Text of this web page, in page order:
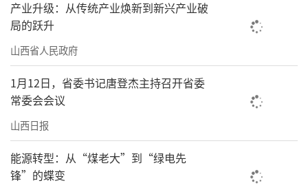
产业升级：从传统产业焕新到新兴产业破
局的跃升
山西省人民政府
1月12日，省委书记唐登杰主持召开省委
常委会会议
山西日报
能源转型：从“煤老大”到“绿电先
锋”的蝶变